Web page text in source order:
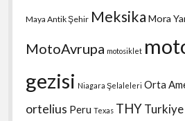
Maya Antik Şehir Meksika Mora
MotoAvrupa motosiklet
gezisi Niagara Şelaleleri Orta
ortelius Peru Texas THY